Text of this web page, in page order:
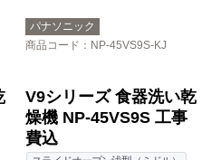
ドアパネルタイプ
33~40点（約4~5人分）
129,894 円(税込)
商品詳細はこちら